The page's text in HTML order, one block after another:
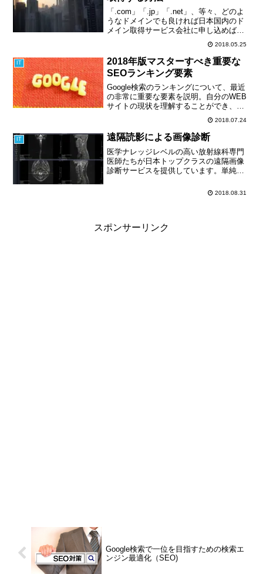
「.com」「.jp」「.net」、等々、どのよ
うなドメインでも良ければ日本国内のド
メイン取得サービス会社に申し込めば良
いと思います。「.hk」は香港に割り当て
られているccTDL（国別トップレベルド
メイン）です。香港法人なので「.hk」を
取得するのが自然だと思います。
2018.05.25
IT
2018年版マスターすべき重要な
SEOランキング要素
Google検索のランキングについて、最近
の非常に重要な要素を説明。自分のWEB
サイトの現状を理解することができ、
google検索においてより高い順位を獲得
し、より多くのトラフィックを得る。こ
の記事を読むことでランキングを上げ、
多くのトラフィックや閲覧数を得る為の
３つの具体的な方法をマスターできま
す。
2018.07.24
IT 遠隔読影による画像診断
医学ナレッジレベルの高い放射線科専門
医師たちが日本トップクラスの遠隔画像
診断サービスを提供しています。単純、
医師を求めている病院やご自分のレント
2018.08.31
スポンサーリンク
Google検索で一位を目指すための検索エ
ンジン最適化（SEO)